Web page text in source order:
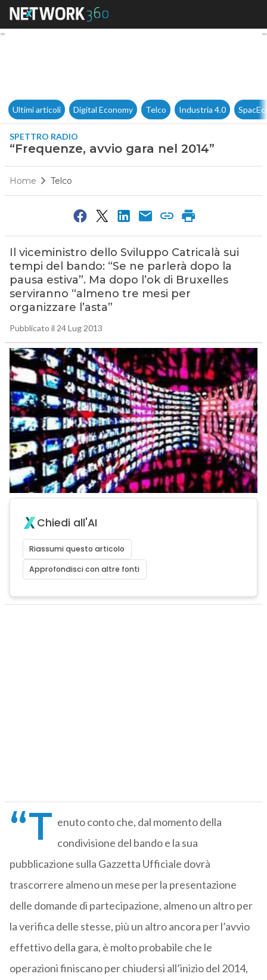
“Frequenze, avvio gara nel
Ultimi articoli Digital Economy Telco Industria 4.0
SPETTRO RADIO
“Frequenze, avvio gara nel 2014”
Home Telco
Il viceministro dello Sviluppo Catricalà sui
tempi del bando: “Se ne parlerà dopo la
pausa estiva”. Ma dopo l’ok di Bruxelles
serviranno “almeno tre mesi per
organizzare l’asta”
Pubblicato il 24 Lug 2013
Chiedi all'AI
Riassumi questo articolo
Approfondisci con altre fonti
“T enuto conto che, dal momento della
condivisione del bando e la sua
pubblicazione sulla Gazzetta Ufficiale dovrà
trascorrere almeno un mese per la presentazione
delle domande di partecipazione, almeno un altro per
la verifica delle stesse, più un altro ancora per l’avvio
effettivo della gara, è molto probabile che le
operazioni finiscano per chiudersi all’inizio del 2014,